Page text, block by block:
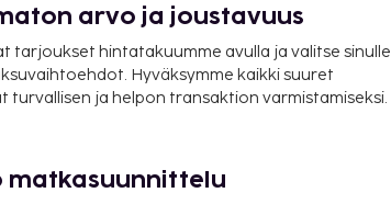
arvo ja joustavuus
tarjoukset hintatakuumme avulla ja valitse sinulle
Hyväksymme kaikki suuret
turvallisen ja helpon transaktion varmistamiseksi.
matkasuunnittelu